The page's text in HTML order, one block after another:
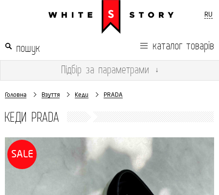
RU
каталог товарів
Підбір за параметрами ↓
Головна Взуття Кеди PRADA
КЕДИ PRADA
SALE